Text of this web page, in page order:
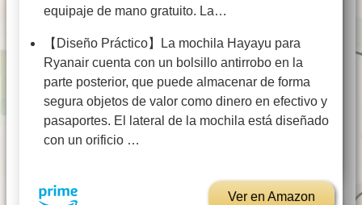
equipaje de mano gratuito. La…
【Diseño Práctico】La mochila Hayayu para
Ryanair cuenta con un bolsillo antirrobo en la
parte posterior, que puede almacenar de forma
segura objetos de valor como dinero en efectivo y
pasaportes. El lateral de la mochila está diseñado
con un orificio …
Ver en Amazon